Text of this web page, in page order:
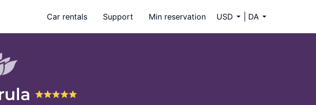
Car rentals Support Min reservation USD DA